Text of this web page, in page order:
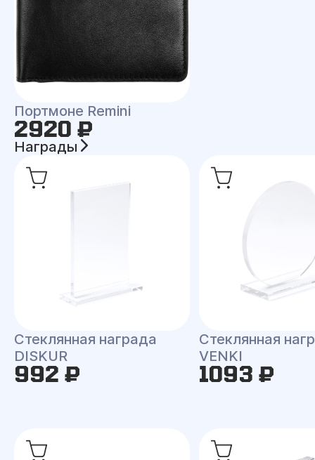
Портмоне Remini
2920 ₽
Награды
Стеклянная награда
DISKUR
992 ₽
Стеклянная
VENKI
1093 ₽